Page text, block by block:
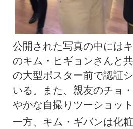
公開された写真の中には
のキム・ヒギョンさんと
の大型ポスター前で認証
いる。また、親友のチョ
やかな自撮りツーショット
一方、キム・ギバンは化